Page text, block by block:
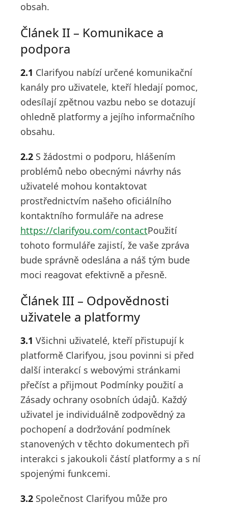
obsah.
Článek II – Komunikace a
podpora
2.1 Clarifyou nabízí určené komunikační
kanály pro uživatele, kteří hledají pomoc,
odesílají zpětnou vazbu nebo se dotazují
ohledně platformy a jejího informačního
obsahu.
2.2 S žádostmi o podporu, hlášením
problémů nebo obecnými návrhy nás
uživatelé mohou kontaktovat
prostřednictvím našeho oficiálního
kontaktního formuláře na adrese
https://clarifyou.com/contactPoužití
tohoto formuláře zajistí, že vaše zpráva
bude správně odeslána a náš tým bude
moci reagovat efektivně a přesně.
Článek III – Odpovědnosti
uživatele a platformy
3.1 Všichni uživatelé, kteří přistupují k
platformě Clarifyou, jsou povinni si před
další interakcí s webovými stránkami
přečíst a přijmout Podmínky použití a
Zásady ochrany osobních údajů. Každý
uživatel je individuálně zodpovědný za
pochopení a dodržování podmínek
stanovených v těchto dokumentech při
interakci s jakoukoli částí platformy a s ní
spojenými funkcemi.
3.2 Společnost Clarifyou může pro